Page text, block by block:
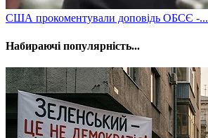
​США прокоментували доповідь ОБСЄ -...
Набираючі популярність...